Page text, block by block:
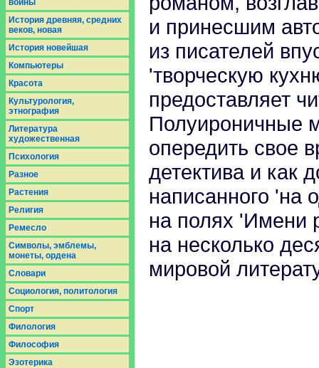
войны
История древняя, средних
веков, новая
История новейшая
Компьютеры
Красота
Культурология,
этнография
Литература
художественная
Психология
Разное
Растения
Религия
Ремесло
Символы, эмблемы,
монеты, ордена
Словари
Социология, политология
Спорт
Филология
Философия
Эзотерика
и принесшим
из писателей
'творческую
предоставляет
Полуироничные
опередить свое
детектива и как
написанного 'на
на полях 'Имени
на несколько
мировой